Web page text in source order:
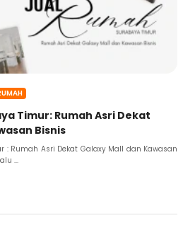
Timur: Rumah Asri Dekat
Bisnis
: Rumah Asri Dekat Galaxy Mall dan Kawasan
...